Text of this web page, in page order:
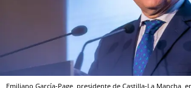
Emiliano García-Page, presidente de Castilla-La Mancha,